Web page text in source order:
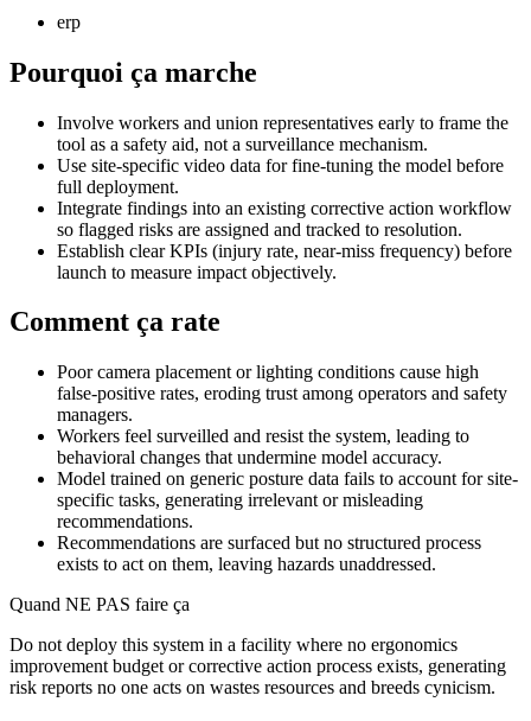
erp
Pourquoi ça marche
Involve workers and union representatives early to frame the
tool as a safety aid, not a surveillance mechanism.
Use site-specific video data for fine-tuning the model before
full deployment.
Integrate findings into an existing corrective action workflow
so flagged risks are assigned and tracked to resolution.
Establish clear KPIs (injury rate, near-miss frequency) before
launch to measure impact objectively.
Comment ça rate
Poor camera placement or lighting conditions cause high
false-positive rates, eroding trust among operators and safety
managers.
Workers feel surveilled and resist the system, leading to
behavioral changes that undermine model accuracy.
Model trained on generic posture data fails to account for site-
specific tasks, generating irrelevant or misleading
recommendations.
Recommendations are surfaced but no structured process
exists to act on them, leaving hazards unaddressed.
Quand NE PAS faire ça
Do not deploy this system in a facility where no ergonomics
improvement budget or corrective action process exists, generating
risk reports no one acts on wastes resources and breeds cynicism.